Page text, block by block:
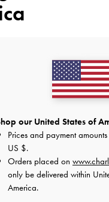
ていたも
った
快適さ
our United States of
Prices and payment
US $.
Orders placed on
only be delivered within
America.